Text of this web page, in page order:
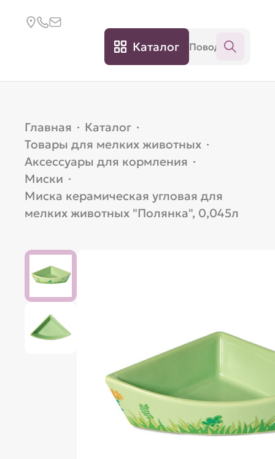
Каталог
Главная · Каталог ·
Товары для мелких животных ·
Аксессуары для кормления ·
Миски ·
Миска керамическая угловая для
мелких животных "Полянка", 0,045л